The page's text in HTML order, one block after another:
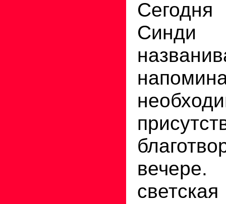
Синди
вечере.